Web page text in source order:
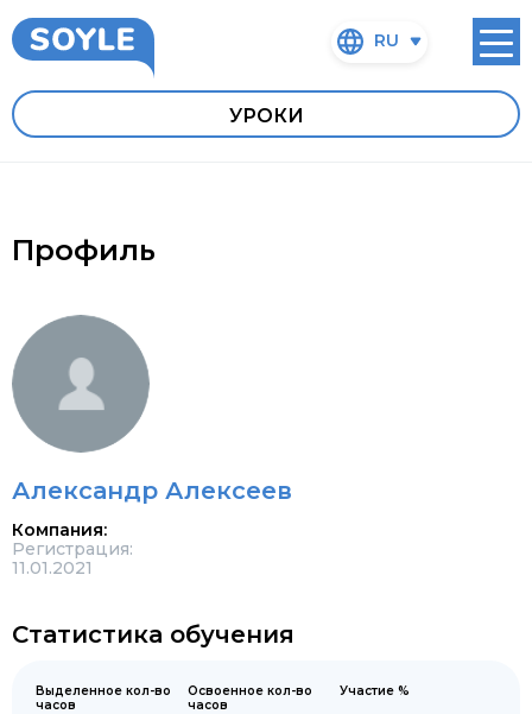
RU
УРОКИ
Профиль
Александр Алексеев
Компания:
Регистрация:
11.01.2021
Статистика обучения
Выделенное кол-во
часов
Освоенное кол-во
часов
Участие %